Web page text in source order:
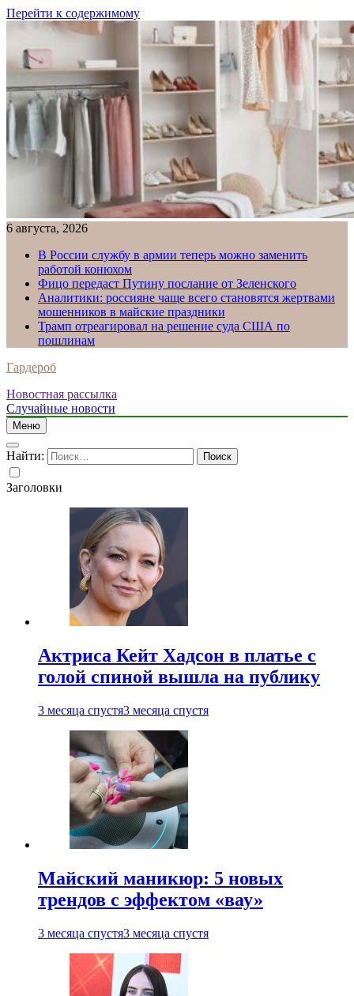
Перейти к содержимому
6 августа, 2026
В России службу в армии теперь можно заменить
работой конюхом
Фицо передаст Путину послание от Зеленского
Аналитики: россияне чаще всего становятся жертвами
мошенников в майские праздники
Трамп отреагировал на решение суда США по
пошлинам
Гардероб
Новостная рассылка
Случайные новости
Меню
Найти:
Заголовки
Актриса Кейт Хадсон в платье с
голой спиной вышла на публику
3 месяца спустя3 месяца спустя
Майский маникюр: 5 новых
трендов с эффектом «вау»
3 месяца спустя3 месяца спустя